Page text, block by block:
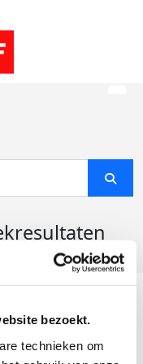
bezoekt.
technieken om